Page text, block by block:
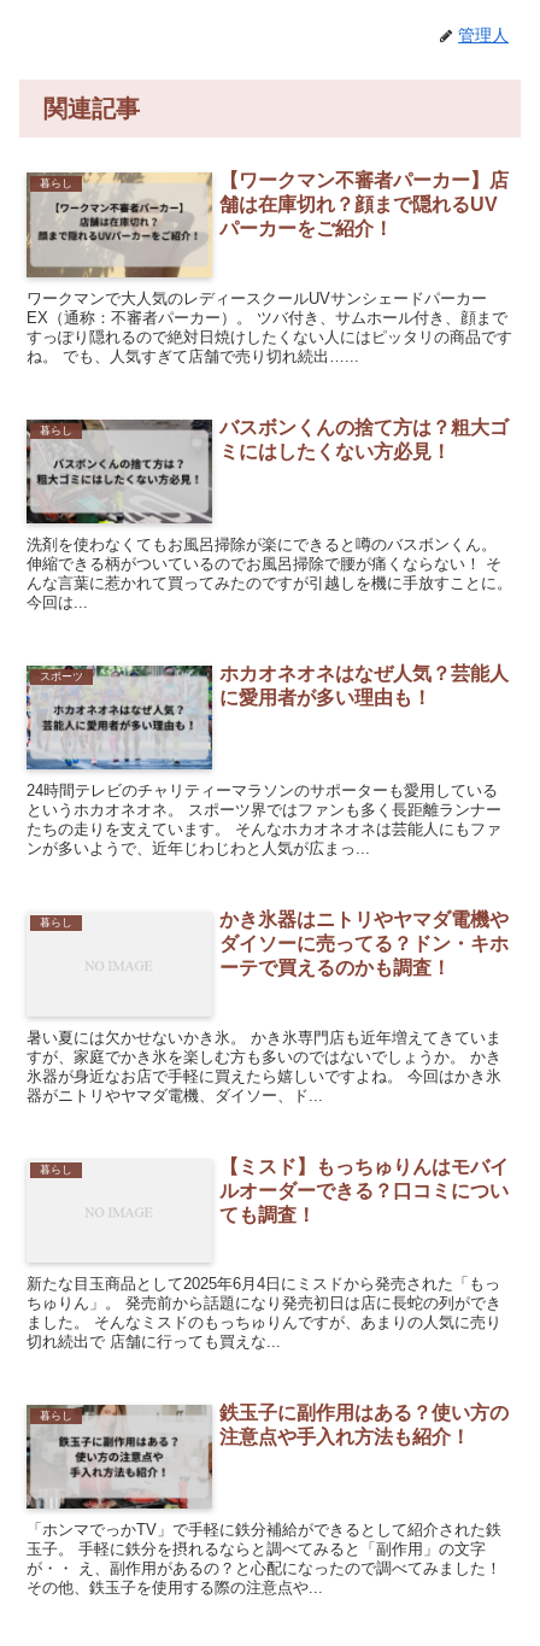
管理人
関連記事
暮らし
【ワークマン不審者パーカー】店
舗は在庫切れ？顔まで隠れるUV
パーカーをご紹介！
ワークマンで大人気のレディースクールUVサンシェードパーカー
EX（通称：不審者パーカー）。 ツバ付き、サムホール付き、顔まで
すっぽり隠れるので絶対日焼けしたくない人にはピッタリの商品です
ね。 でも、人気すぎて店舗で売り切れ続出…...
暮らし
バスボンくんの捨て方は？粗大ゴ
ミにはしたくない方必見！
洗剤を使わなくてもお風呂掃除が楽にできると噂のバスボンくん。
伸縮できる柄がついているのでお風呂掃除で腰が痛くならない！ そ
んな言葉に惹かれて買ってみたのですが引越しを機に手放すことに。
今回は...
スポーツ
ホカオネオネはなぜ人気？芸能人
に愛用者が多い理由も！
24時間テレビのチャリティーマラソンのサポーターも愛用している
というホカオネオネ。 スポーツ界ではファンも多く長距離ランナー
たちの走りを支えています。 そんなホカオネオネは芸能人にもファ
ンが多いようで、近年じわじわと人気が広まっ...
暮らし
かき氷器はニトリやヤマダ電機や
ダイソーに売ってる？ドン・キホ
ーテで買えるのかも調査！
暑い夏には欠かせないかき氷。 かき氷専門店も近年増えてきていま
すが、家庭でかき氷を楽しむ方も多いのではないでしょうか。 かき
氷器が身近なお店で手軽に買えたら嬉しいですよね。 今回はかき氷
器がニトリやヤマダ電機、ダイソー、ド...
暮らし
【ミスド】もっちゅりんはモバイ
ルオーダーできる？口コミについ
ても調査！
新たな目玉商品として2025年6月4日にミスドから発売された「もっ
ちゅりん」。 発売前から話題になり発売初日は店に長蛇の列ができ
ました。 そんなミスドのもっちゅりんですが、あまりの人気に売り
切れ続出で 店舗に行っても買えな...
暮らし
鉄玉子に副作用はある？使い方の
注意点や手入れ方法も紹介！
「ホンマでっかTV」で手軽に鉄分補給ができるとして紹介された鉄
玉子。 手軽に鉄分を摂れるならと調べてみると「副作用」の文字
が・・ え、副作用があるの？と心配になったので調べてみました！
その他、鉄玉子を使用する際の注意点や...